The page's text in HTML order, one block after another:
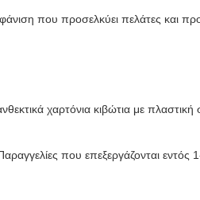
που προσελκύει πελάτες και
χαρτόνια κιβώτια με
που επεξεργάζονται